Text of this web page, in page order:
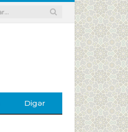
Digər